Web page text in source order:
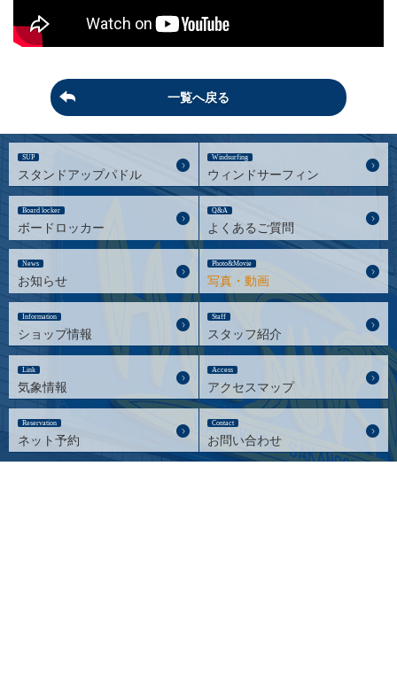
一覧へ戻る
SUP
スタンドアップパドル
Windsurfing
ウィンドサーフィン
Board locker
ボードロッカー
Q&A
よくあるご質問
News
お知らせ
Photo&Movie
写真・動画
Information
ショップ情報
Staff
スタッフ紹介
Link
気象情報
Access
アクセスマップ
Reservation
ネット予約
Contact
お問い合わせ